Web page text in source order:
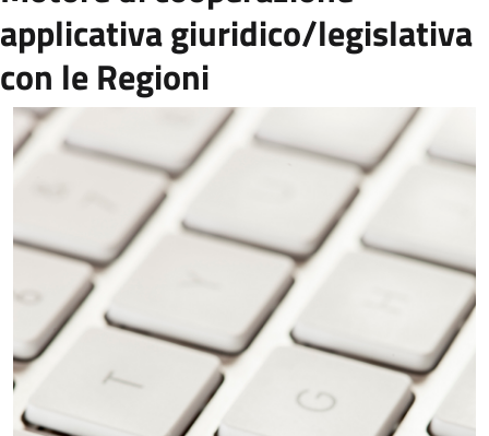
applicativa giuridico/legislativa
con le Regioni